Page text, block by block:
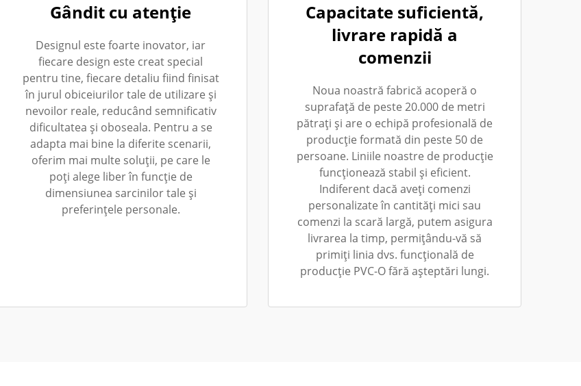
Gândit cu atenție
Designul este foarte inovator, iar
fiecare design este creat special
pentru tine, fiecare detaliu fiind finisat
în jurul obiceiurilor tale de utilizare și
nevoilor reale, reducând semnificativ
dificultatea și oboseala. Pentru a se
adapta mai bine la diferite scenarii,
oferim mai multe soluții, pe care le
poți alege liber în funcție de
dimensiunea sarcinilor tale și
preferințele personale.
Capacitate suficientă,
livrare rapidă a
comenzii
Noua noastră fabrică acoperă o
suprafață de peste 20.000 de metri
pătrați și are o echipă profesională de
producție formată din peste 50 de
persoane. Liniile noastre de producție
funcționează stabil și eficient.
Indiferent dacă aveți comenzi
personalizate în cantități mici sau
comenzi la scară largă, putem asigura
livrarea la timp, permițându-vă să
primiți linia dvs. funcțională de
producție PVC-O fără așteptări lungi.